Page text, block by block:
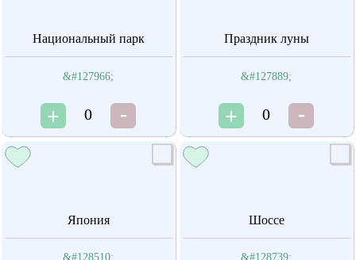
Национальный парк
&#127966;
0
Праздник луны
&#127889;
0
Япония
&#128510;
Шоссе
&#128739;